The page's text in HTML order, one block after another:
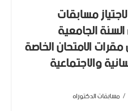
مسابقات
الجامعية
على مقرات الامتحان الخاصة
والاجتماعية
/ مسابقات الدكتوراه